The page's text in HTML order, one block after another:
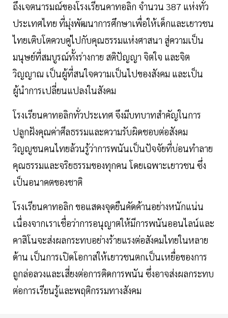
ถึงเจตนารมณ์ของโรงเรียนคาทอลิก จำนวน 387 แห่งทั่ว
ประเทศไทย ที่มุ่งพัฒนาการศึกษาเพื่อให้เด็กและเยาวชน
ไทยเติบโตควบคู่ไปกับคุณธรรมแห่งศาสนา สู่ความเป็น
มนุษย์ที่สมบูรณ์ทั้งร่างกาย สติปัญญา จิตใจ และจิต
วิญญาณ เป็นผู้ที่สนใจความเป็นไปของสังคม และเป็น
ผู้นำการเปลี่ยนแปลงในสังคม
โรงเรียนคาทอลิกทั่วประเทศ จึงมีบทบาทสำคัญในการ
ปลูกฝังคุณค่าศีลธรรมและความรับผิดชอบต่อสังคม
วิญญูชนคนไทยล้วนรู้ว่าการพนันเป็นปัจจัยที่บ่อนทำลาย
คุณธรรมและจริยธรรมของทุกคน โดยเฉพาะเยาวชน ซึ่ง
เป็นอนาคตของชาติ
โรงเรียนคาทอลิก ขอแสดงจุดยืนคัดค้านอย่างหนักแน่น
เนื่องจากเราเชื่อว่าการอนุญาตให้มีการพนันออนไลน์และ
คาสิโนจะส่งผลกระทบอย่างร้ายแรงต่อสังคมไทยในหลาย
ด้าน เป็นการเปิดโอกาสให้เยาวชนตกเป็นเหยื่อของการ
ถูกล่อลวงและเสี่ยงต่อการติดการพนัน ซึ่งอาจส่งผลกระทบ
ต่อการเรียนรู้และพฤติกรรมทางสังคม